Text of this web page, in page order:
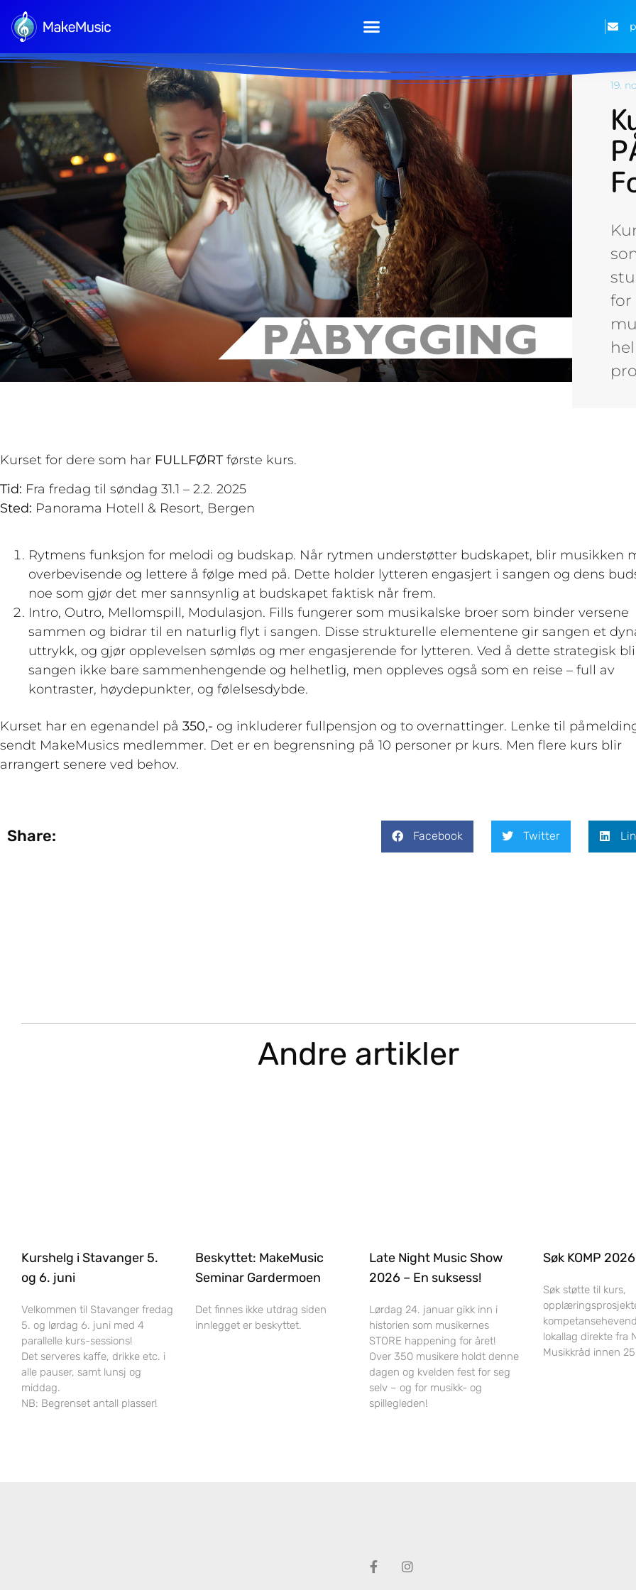
19.
for
Kurset for dere som har FULLFØRTførste kurs.
Tid: Fra fredag til søndag 31.1 – 2.2. 2025
Sted: Panorama Hotell & Resort, Bergen
Rytmens funksjon for melodi og budskap. Når rytmen understøtter budskapet, blir musikken
overbevisende og lettere å følge med på. Dette holder lytteren engasjert i sangen og dens
noe som gjør det mer sannsynlig at budskapet faktisk når frem.
Intro, Outro, Mellomspill, Modulasjon. Fills fungerer som musikalske broer som binder versene
sammen og bidrar til en naturlig flyt i sangen. Disse strukturelle elementene gir sangen et
uttrykk, og gjør opplevelsen sømløs og mer engasjerende for lytteren. Ved å dette strategisk
sangen ikke bare sammenhengende og helhetlig, men oppleves også som en reise – full av
kontraster, høydepunkter, og følelsesdybde.
Kurset har en egenandel på 350,- og inkluderer fullpensjon og to overnattinger. Lenke til
sendt MakeMusics medlemmer. Det er en begrensning på 10 personer pr kurs. Men flere kurs blir
arrangert senere ved behov.
Share: Facebook Twitter
Andre artikler
Kurshelg i Stavanger 5.
og 6. juni
Velkommen til Stavanger fredag
5. og lørdag 6. juni med 4
parallelle kurs-sessions!
Det serveres kaffe, drikke etc. i
alle pauser, samt lunsj og
middag.
NB: Begrenset antall plasser!
Beskyttet: MakeMusic
Seminar Gardermoen
Det finnes ikke utdrag siden
innlegget er beskyttet.
Late Night Music Show
2026 – En suksess!
Lørdag 24. januar gikk inn i
historien som musikernes
STORE happening for året!
Over 350 musikere holdt denne
dagen og kvelden fest for seg
selv – og for musikk- og
spillegleden!
Søk KOMP
Søk støtte til kurs,
lokallag direkte fra
Musikkråd innen